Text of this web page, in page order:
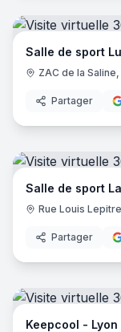
Salle de sport
ZAC de la
Partager
Salle de sport
Rue Louis
Partager
Keepcool -